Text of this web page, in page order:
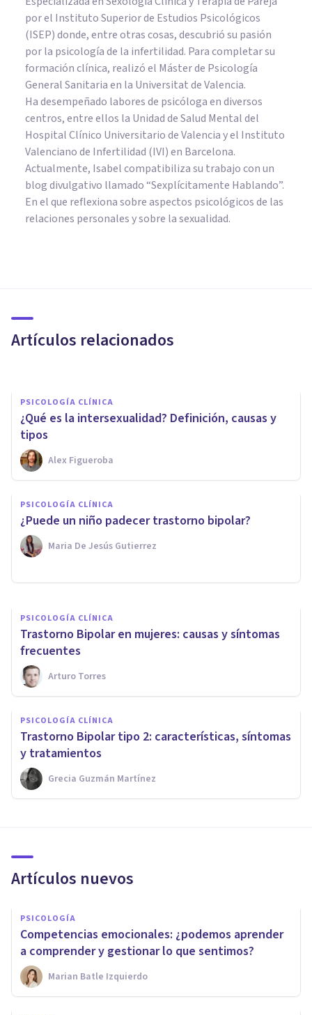
por el Instituto Superior de Estudios Psicológicos
(ISEP) donde, entre otras cosas, descubrió su pasión
por la psicología de la infertilidad. Para completar su
formación clínica, realizó el Máster de Psicología
General Sanitaria en la Universitat de Valencia.
Ha desempeñado labores de psicóloga en diversos
centros, entre ellos la Unidad de Salud Mental del
Hospital Clínico Universitario de Valencia y el Instituto
Valenciano de Infertilidad (IVI) en Barcelona.
Actualmente, Isabel compatibiliza su trabajo con un
blog divulgativo llamado “Sexplícitamente Hablando”.
En el que reflexiona sobre aspectos psicológicos de las
relaciones personales y sobre la sexualidad.
Artículos relacionados
género o trastorno psicológico?
PSICOLOGÍA CLÍNICA
¿Qué es la intersexualidad? Definición, causas y
tipos
Alex Figueroba
PSICOLOGÍA CLÍNICA
¿Puede un niño padecer trastorno bipolar?
Maria De Jesús Gutierrez
PSICOLOGÍA CLÍNICA
Terapia antigay: así se
intentaba "curar" la
homosexualidad
PSICOLOGÍA CLÍNICA
Trastorno Bipolar en mujeres: causas y síntomas
frecuentes
Arturo Torres
PSICOLOGÍA CLÍNICA
Trastorno Bipolar tipo 2: características, síntomas
y tratamientos
Grecia Guzmán Martínez
Artículos nuevos
PSICOLOGÍA
Competencias emocionales: ¿podemos aprender
a comprender y gestionar lo que sentimos?
Marian Batle Izquierdo